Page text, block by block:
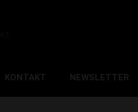
KONTAKT NEWSLETTER